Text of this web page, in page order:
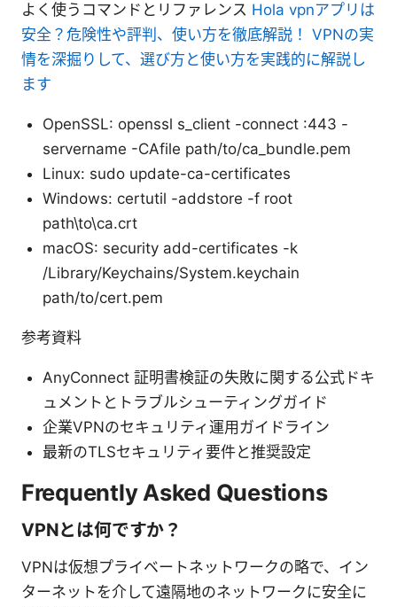
よく使うコマンドとリファレンス Hola vpnアプリは
安全？危険性や評判、使い方を徹底解説！ VPNの実
情を深掘りして、選び方と使い方を実践的に解説し
ます
OpenSSL: openssl s_client -connect :443 -
servername -CAfile path/to/ca_bundle.pem
Linux: sudo update-ca-certificates
Windows: certutil -addstore -f root
path\to\ca.crt
macOS: security add-certificates -k
/Library/Keychains/System.keychain
path/to/cert.pem
参考資料
AnyConnect 証明書検証の失敗に関する公式ドキ
ュメントとトラブルシューティングガイド
企業VPNのセキュリティ運用ガイドライン
最新のTLSセキュリティ要件と推奨設定
Frequently Asked Questions
VPNとは何ですか？
VPNは仮想プライベートネットワークの略で、イン
ターネットを介して遠隔地のネットワークに安全に